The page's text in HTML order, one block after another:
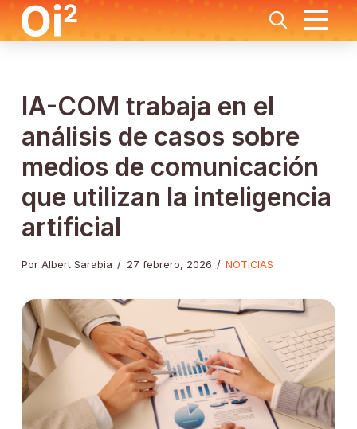
IA-COM trabaja en el
análisis de casos sobre
medios de comunicación
que utilizan la inteligencia
artificial
Por Albert Sarabia / 27 febrero, 2026 / NOTICIAS